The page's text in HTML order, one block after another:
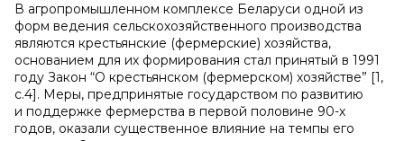
В агропромышленном комплексе Беларуси одной из
форм ведения сельскохозяйственного производства
являются крестьянские (фермерские) хозяйства,
основанием для их формирования стал принятый в 1991
году Закон “О крестьянском (фермерском) хозяйстве” [1,
с.4]. Меры, предпринятые государством по развитию
и поддержке фермерства в первой половине 90-х
годов, оказали существенное влияние на темпы его